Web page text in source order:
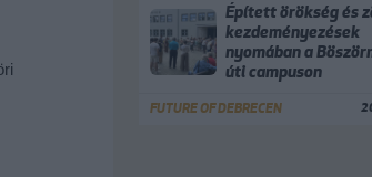
Épített örökség és
kezdeményezések
nyomában a
úti campuson
FUTURE OF DEBRECEN